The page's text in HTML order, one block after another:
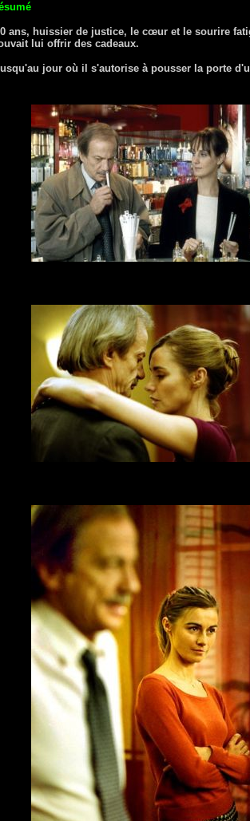
ans, huissier de justice, le cœur et le sourire
lui offrir des cadeaux.
jour où il s'autorise à pousser la porte